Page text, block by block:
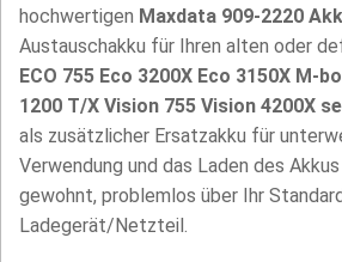
hochwertigen Maxdata 909-2220
Austauschakku für Ihren alten oder
ECO 755 Eco 3200X Eco 3150X M-
1200 T/X Vision 755 Vision 4200X
als zusätzlicher Ersatzakku für
Verwendung und das Laden des
gewohnt, problemlos über Ihr
Ladegerät/Netzteil.